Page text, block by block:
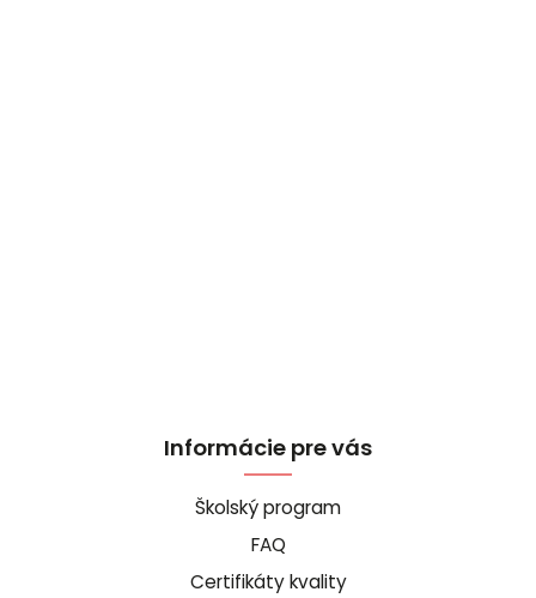
Informácie pre vás
Školský program
FAQ
Certifikáty kvality